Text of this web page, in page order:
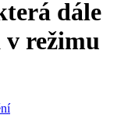
dále
v režimu